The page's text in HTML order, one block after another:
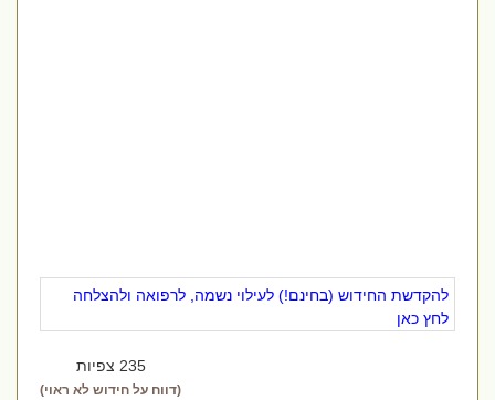
להקדשת החידוש (בחינם!) לעילוי נשמה, לרפואה ולהצלחה
לחץ כאן
235 צפיות
(דווח על חידוש לא ראוי)